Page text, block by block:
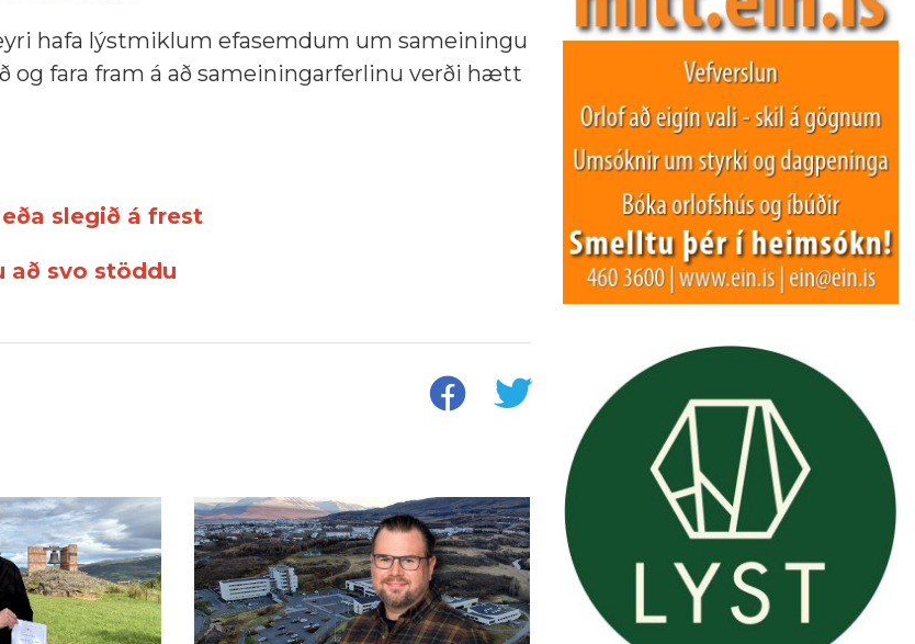
hafa lýstmiklum efasemdum um sameiningu
og fara fram á að sameiningarferlinu verði hætt
slegið á frest
að svo stöddu